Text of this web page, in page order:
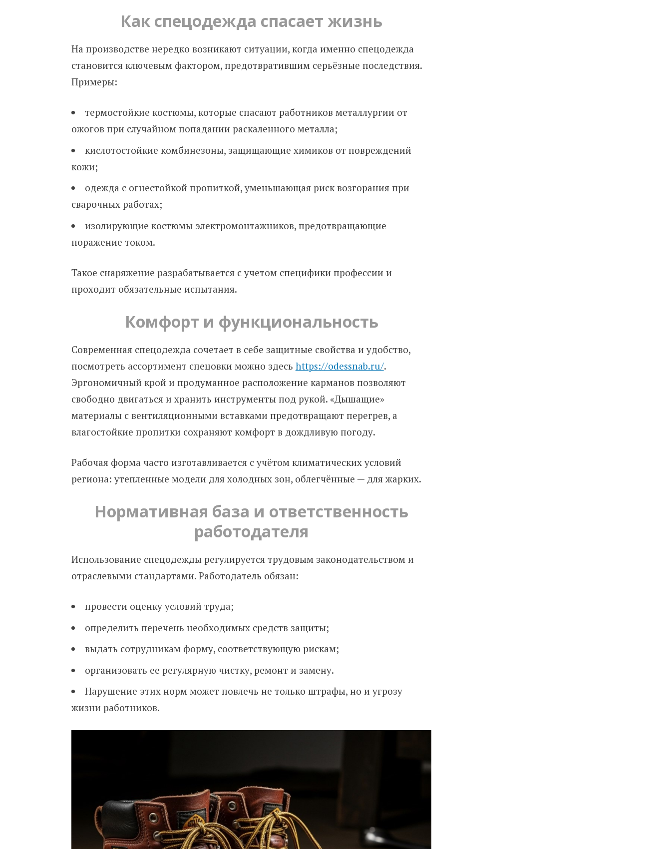
Как спецодежда спасает жизнь
На производстве нередко возникают ситуации, когда именно спецодежда
становится ключевым фактором, предотвратившим серьёзные последствия.
Примеры:
термостойкие костюмы, которые спасают работников металлургии от
ожогов при случайном попадании раскаленного металла;
кислотостойкие комбинезоны, защищающие химиков от повреждений
кожи;
одежда с огнестойкой пропиткой, уменьшающая риск возгорания при
сварочных работах;
изолирующие костюмы электромонтажников, предотвращающие
поражение током.
Такое снаряжение разрабатывается с учетом специфики профессии и
проходит обязательные испытания.
Комфорт и функциональность
Современная спецодежда сочетает в себе защитные свойства и удобство,
посмотреть ассортимент спецовки можно здесь https://odessnab.ru/.
Эргономичный крой и продуманное расположение карманов позволяют
свободно двигаться и хранить инструменты под рукой. «Дышащие»
материалы с вентиляционными вставками предотвращают перегрев, а
влагостойкие пропитки сохраняют комфорт в дождливую погоду.
Рабочая форма часто изготавливается с учётом климатических условий
региона: утепленные модели для холодных зон, облегчённые — для жарких.
Нормативная база и ответственность
работодателя
Использование спецодежды регулируется трудовым законодательством и
отраслевыми стандартами. Работодатель обязан:
провести оценку условий труда;
определить перечень необходимых средств защиты;
выдать сотрудникам форму, соответствующую рискам;
организовать ее регулярную чистку, ремонт и замену.
Нарушение этих норм может повлечь не только штрафы, но и угрозу
жизни работников.